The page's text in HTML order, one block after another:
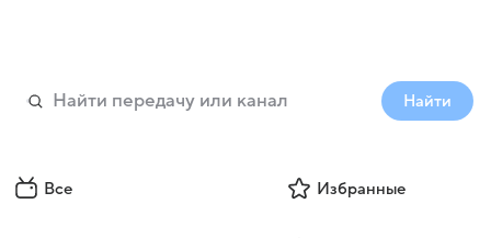
Найти
Все Избранные